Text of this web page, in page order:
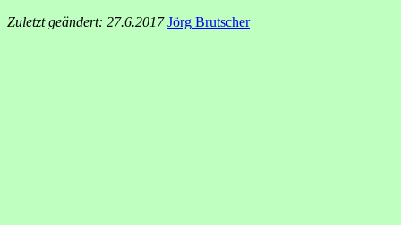
Zuletzt geändert: 27.6.2017Jörg Brutscher